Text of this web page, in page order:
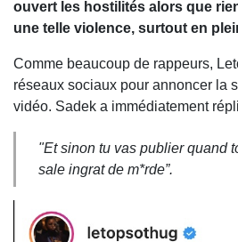
ouvert les hostilités alors que
une telle violence, surtout en
Comme beaucoup de rappeurs,
réseaux sociaux pour annoncer la
vidéo. Sadek a immédiatement
"Et sinon tu vas publier quand
sale ingrat de m*rde”.